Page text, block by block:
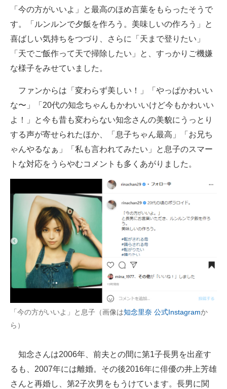
製造業のIT導入・活用を支援
モノづくり技術者専門サイト
エレクトロニクス専門サイト
建設×テクノロジーの最前線
「今の方がいいよ」と最高のほめ言葉をもらったそうで
す。「ルンルンで夕飯を作ろう。美味しいの作ろう」と
喜ばしい気持ちをつづり、さらに「天まで登りたい」
「天でご飯作って天で掃除したい」と、すっかりご機嫌
な様子をみせていました。
ファンからは「変わらず美しい！」「やっぱかわいい
な〜」「20代の知念ちゃんもかわいいけど今もかわいい
よ！」と今も昔も変わらない知念さんの美貌にうっとり
する声が寄せられたほか、「息子ちゃん最高」「お兄ち
ゃんやるなぁ」「私も言われてみたい」と息子のスマー
トな対応をうらやむコメントも多くあがりました。
「今の方がいいよ」と息子（画像は知念里奈 公式Instagramか
ら）
知念さんは2006年、前夫との間に第1子長男を出産す
るも、2007年には離婚。その後2016年に俳優の井上芳雄
さんと再婚し、第2子次男をもうけています。長男に関